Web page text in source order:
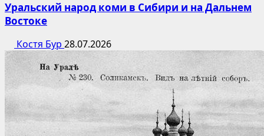
Уральский народ коми в Сибири и на Дальнем
Востоке
Костя Бур 28.07.2026